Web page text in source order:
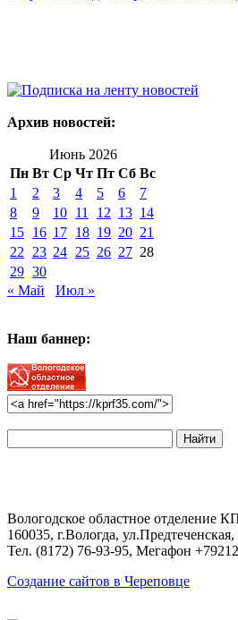
Архив новостей:
Июнь 2026
Пн Вт Ср Чт Пт Сб Вс
1
2 3 4 5 6
7
8
9 10 11 12 13 14
15 16 17 18 19 20 21
22
23 24 25 26 27 28
29 30
« Май
Июл »
Наш баннер:
по
Вологодское областное отделение
160035, г.Вологда,
Тел. (8172) 76-93-95, Мегафон
Создание сайтов в Череповце